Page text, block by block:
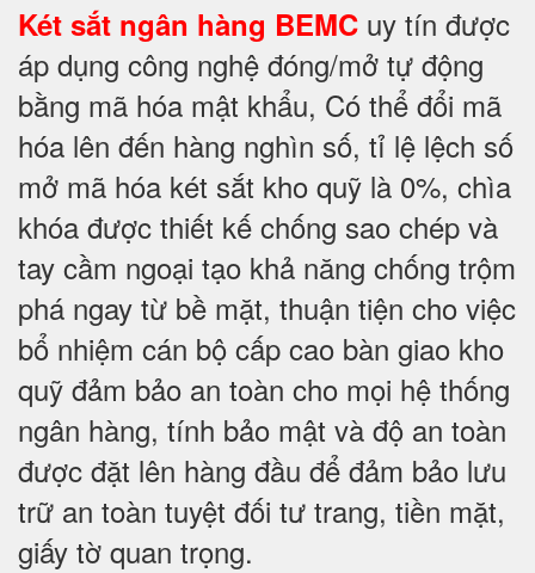
Két sắt ngân hàng BEMC uy tín được
áp dụng công nghệ đóng/mở tự động
bằng mã hóa mật khẩu, Có thể đổi mã
hóa lên đến hàng nghìn số, tỉ lệ lệch số
mở mã hóa két sắt kho quỹ là 0%, chìa
khóa được thiết kế chống sao chép và
tay cầm ngoại tạo khả năng chống trộm
phá ngay từ bề mặt, thuận tiện cho việc
bổ nhiệm cán bộ cấp cao bàn giao kho
quỹ đảm bảo an toàn cho mọi hệ thống
ngân hàng, tính bảo mật và độ an toàn
được đặt lên hàng đầu để đảm bảo lưu
trữ an toàn tuyệt đối tư trang, tiền mặt,
giấy tờ quan trọng.